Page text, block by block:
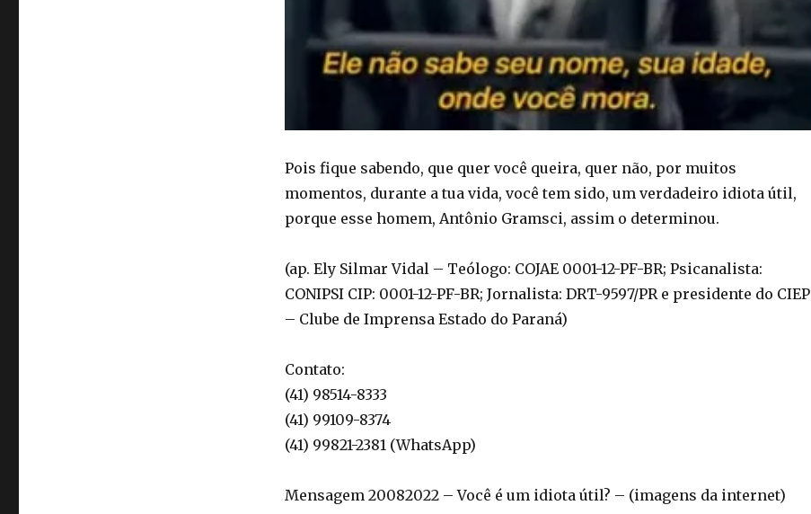
Pois fique sabendo, que quer você queira, quer não, por muitos
momentos, durante a tua vida, você tem sido, um verdadeiro idiota útil,
porque esse homem, Antônio Gramsci, assim o determinou.
(ap. Ely Silmar Vidal – Teólogo: COJAE 0001-12-PF-BR; Psicanalista:
CONIPSI CIP: 0001-12-PF-BR; Jornalista: DRT-9597/PR e presidente do CIEP
– Clube de Imprensa Estado do Paraná)
Contato:
(41) 98514-8333
(41) 99109-8374
(41) 99821-2381 (WhatsApp)
Mensagem 20082022 – Você é um idiota útil? – (imagens da internet)